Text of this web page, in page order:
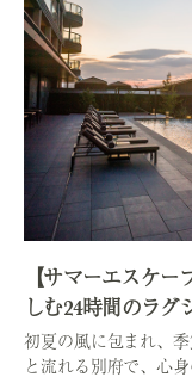
【サマーエスケ
しむ24時間のラ
初夏の風に包まれ、
と流れる別府で、心